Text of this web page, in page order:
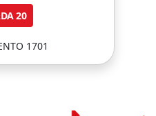
20
1701